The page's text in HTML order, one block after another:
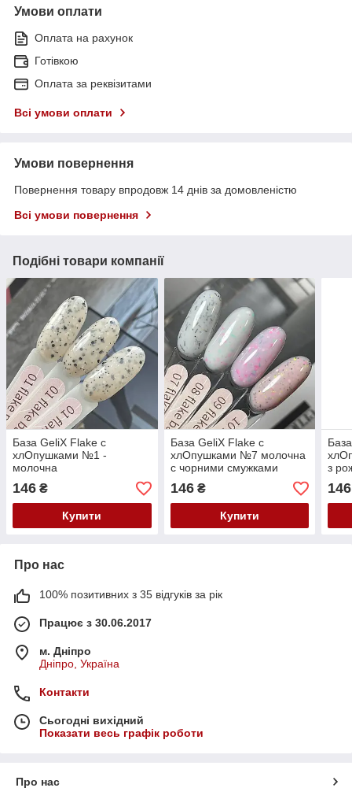
Умови оплати
Оплата на рахунок
Готівкою
Оплата за реквізитами
Всі умови оплати
Умови повернення
Повернення товару впродовж 14 днів за домовленістю
Всі умови повернення
Подібні товари компанії
База GeliX Flake с
хлОпушками №1 -
молочна
146 ₴
Купити
База GeliX Flake с
хлОпушками №7 молочна
с чорними смужками
146₴
Купити
з
146
Про нас
100% позитивних з 35 відгуків за рік
Працює з 30.06.2017
м. Дніпро
Дніпро, Україна
Контакти
Сьогодні вихідний
Показати весь графік роботи
Про нас